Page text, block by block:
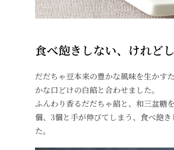
食べ飽きしない、けれど
だだちゃ豆本来の豊かな風味を生かす
かな口どけの白餡と合わせました。
ふんわり香るだだちゃ餡と、和三盆糖
個、3個と手が伸びてしまう、食べ飽
た。